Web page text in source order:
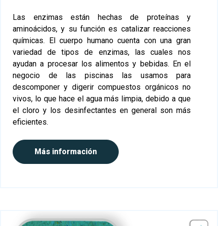
Las enzimas están hechas de proteínas y
aminoácidos, y su función es catalizar reacciones
químicas. El cuerpo humano cuenta con una gran
variedad de tipos de enzimas, las cuales nos
ayudan a procesar los alimentos y bebidas. En el
negocio de las piscinas las usamos para
descomponer y digerir compuestos orgánicos no
vivos, lo que hace el agua más limpia, debido a que
el cloro y los desinfectantes en general son más
eficientes.
Más información